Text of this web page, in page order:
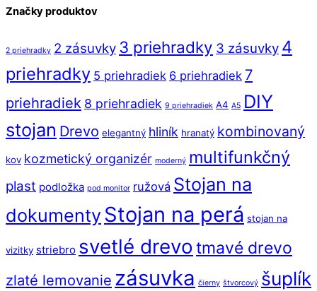
Značky produktov
2 priehradky 2 zásuvky 3 priehradky 3 zásuvky 4
priehradky 5 priehradiek 6 priehradiek 7
priehradiek 8 priehradiek 9 priehradiek A4 A5 DIY
stojan Drevo elegantný hliník hranatý kombinovaný
kov kozmetický organizér moderný multifunkčný
plast podložka pod monitor ružová Stojan na
dokumenty Stojan na perá stojan na
vizitky striebro svetlé drevotmavé drevo
zlaté lemovanie zásuvka čierny štvorcový šuplík